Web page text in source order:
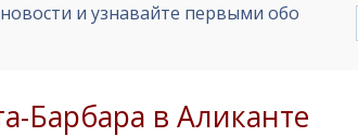
и узнавайте первыми обо
Барбара в Аликанте